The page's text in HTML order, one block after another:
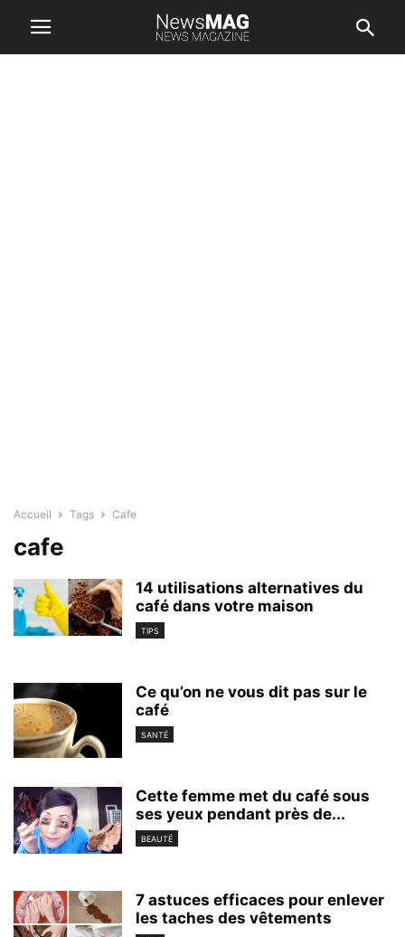
Accueil Tags Cafe
cafe
14 utilisations alternatives du
café dans votre maison
TIPS
Ce qu’on ne vous dit pas sur le
café
SANTÉ
Cette femme met du café sous
ses yeux pendant près de...
BEAUTÉ
7 astuces efficaces pour enlever
les taches des vêtements